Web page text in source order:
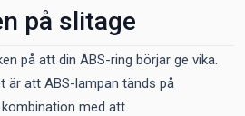
på slitage
på att din ABS-ring börjar ge vika.
är att ABS-lampan tänds på
med att